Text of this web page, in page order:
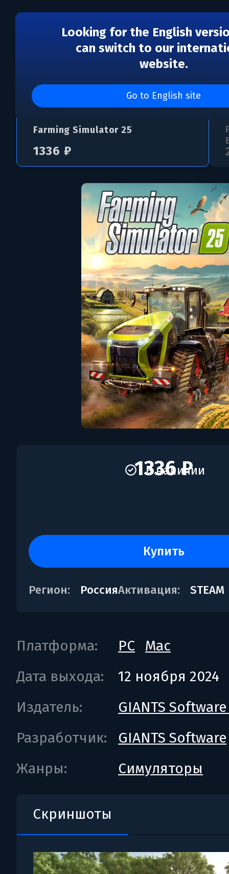
Looking for the English
can switch to our
website.
Go to English site
Farming Simulator 25
Farming Simulator 25
1336 ₽
1336 ₽
купить
Регион: РоссияАктивация: STEAM
В наличии
Платформа: PC
Mac
Дата выхода:
12 ноября 2024
Издатель:
GIANTS
Разработчик:
GIANTS Software
Жанры:
Симуляторы
Скриншоты